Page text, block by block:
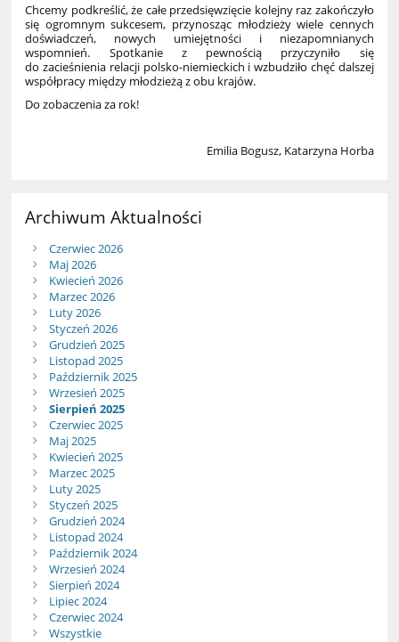
Chcemy podkreślić, że całe przedsięwzięcie kolejny raz zakończyło
się ogromnym sukcesem, przynosząc młodzieży wiele cennych
doświadczeń, nowych umiejętności i niezapomnianych
wspomnień. Spotkanie z pewnością przyczyniło się
do zacieśnienia relacji polsko-niemieckich i wzbudziło chęć dalszej
współpracy między młodzieżą z obu krajów.
Do zobaczenia za rok!
Emilia Bogusz, Katarzyna Horba
Archiwum Aktualności
Czerwiec 2026
Maj 2026
Kwiecień 2026
Marzec 2026
Luty 2026
Styczeń 2026
Grudzień 2025
Listopad 2025
Październik 2025
Wrzesień 2025
Sierpień 2025
Czerwiec 2025
Maj 2025
Kwiecień 2025
Marzec 2025
Luty 2025
Styczeń 2025
Grudzień 2024
Listopad 2024
Październik 2024
Wrzesień 2024
Sierpień 2024
Lipiec 2024
Czerwiec 2024
Wszystkie